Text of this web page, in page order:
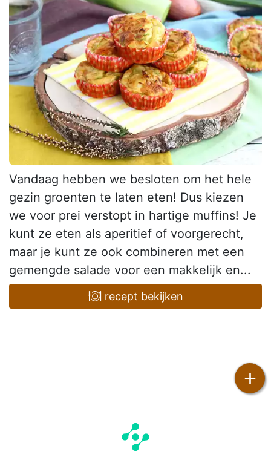
Vandaag hebben we besloten om het hele
gezin groenten te laten eten! Dus kiezen
we voor prei verstopt in hartige muffins! Je
kunt ze eten als aperitief of voorgerecht,
maar je kunt ze ook combineren met een
gemengde salade voor een makkelijk en...
recept bekijken
+